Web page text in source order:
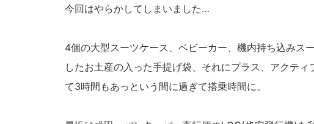
今回はやらかしてしまいました…
4個の大型スーツケース、ベビーカー、機内持ち込みス
したお土産の入った手提げ袋、それにプラス、アクテ
て3時間もあっという間に過ぎて搭乗時間に。